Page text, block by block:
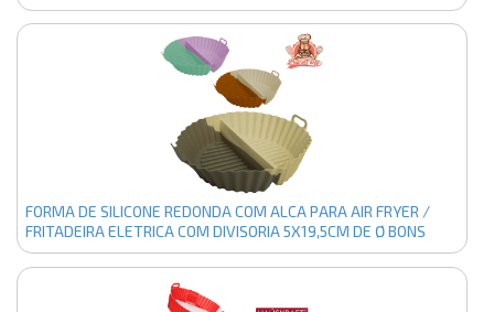
FORMA DE SILICONE REDONDA COM ALCA PARA AIR FRYER /
FRITADEIRA ELETRICA COM DIVISORIA 5X19,5CM DE Ø BONS
CHEFF